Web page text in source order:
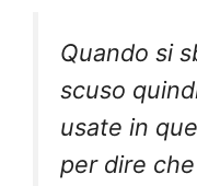
Quando si
scuso
usate in
per dire che